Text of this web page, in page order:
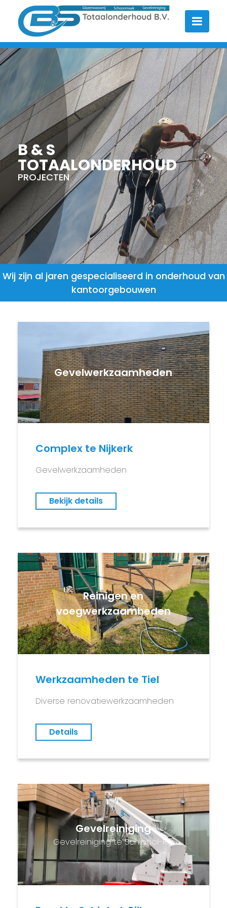
B & S
TOTAALONDERHOUD
PROJECTEN
Wij zijn al jaren gespecialiseerd in onderhoud van
kantoorgebouwen
Gevelwerkzaamheden
Complex te Nijkerk
Gevelwerkzaamheden
Bekijk details
Reinigen en
voegwerkzaamheden
Werkzaamheden te Tiel
Diverse renovatiewerkzaamheden
Details
Gevelreiniging
Gevelreiniging te Schiphol-Rijk